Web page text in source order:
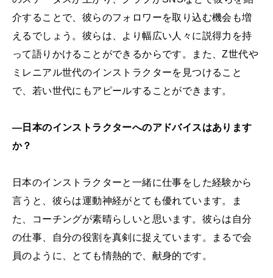
介することで、彼らのフォロワーを取り込む機会も増
えるでしょう。彼らは、より幅広い人々に説得力を持
って語りかけることができるからです。また、Z世代や
ミレニアル世代のインストラクターを見つけること
で、若い世代にもアピールすることができます。
―日本のインストラクターへのアドバイスはあります
か？
日本のインストラクターと一緒に仕事をした経験から
言うと、彼らは運動神経がとても優れています。ま
た、コーチングが素晴らしいと思います。彼らは自分
の仕事、自分の役割を真剣に捉えています。まるで会
員のように、とても情熱的で、献身的です。